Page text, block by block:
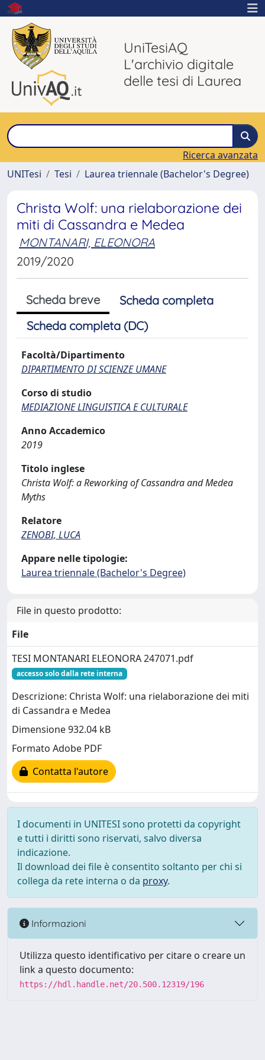
UniTesiAQ
L'archivio digitale
delle tesi di Laurea
Ricerca avanzata
UNITesi
Tesi Laurea triennale (Bachelor's Degree)
Christa Wolf: una rielaborazione dei
miti di Cassandra e Medea
MONTANARI, ELEONORA
2019/2020
Scheda breve
Scheda completa
Scheda completa (DC)
Facoltà/Dipartimento
DIPARTIMENTO DI SCIENZE UMANE
Corso di studio
MEDIAZIONE LINGUISTICA E CULTURALE
Anno Accademico
2019
Titolo inglese
Christa Wolf: a Reworking of Cassandra and Medea
Myths
Relatore
ZENOBI, LUCA
Appare nelle tipologie:
Laurea triennale (Bachelor's Degree)
File in questo prodotto:
File
TESI MONTANARI ELEONORA 247071.pdf
accesso solo dalla rete interna
Descrizione: Christa Wolf: una rielaborazione dei miti
di Cassandra e Medea
Dimensione 932.04 kB
Formato Adobe PDF
Contatta l'autore
I documenti in UNITESI sono protetti da copyright
e tutti i diritti sono riservati, salvo diversa
indicazione.
Il download dei file è consentito soltanto per chi si
collega da rete interna o da proxy.
Informazioni
Utilizza questo identificativo per citare o creare un
link a questo documento:
https://hdl.handle.net/20.500.12319/196